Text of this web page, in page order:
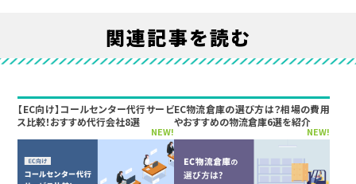
関連記事を読む
【EC向け】コールセンター代行サービ
ス比較！おすすめ代行会社8選
NEW!
EC物流倉庫の選び方は？相場の費用
やおすすめの物流倉庫6選を紹介
NEW!